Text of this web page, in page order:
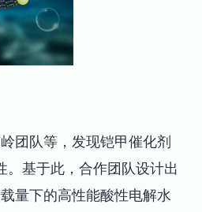
团队等，发现铠甲催化剂
。基于此，合作团队设计出
量下的高性能酸性电解水